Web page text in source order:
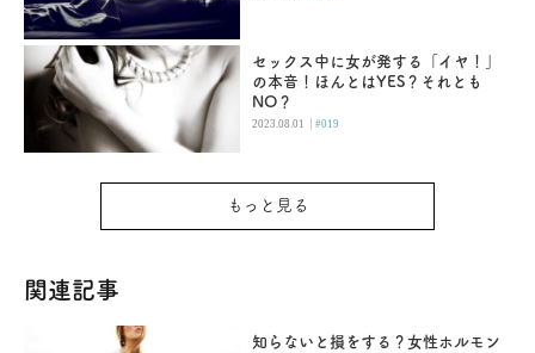
セックス中に女が発する「イヤ！」
の本音！ほんとはYES？それとも
NO？
2023.08.01 |#019
もっと見る
関連記事
知らないと損をする？女性ホルモン